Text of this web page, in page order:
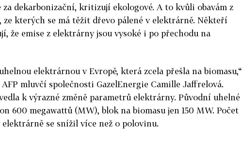
za dekarbonizační, kritizují ekologové. A to kvůli obavám z
ze kterých se má těžit dřevo pálené v elektrárně. Někteří
že emise z elektrárny jsou vysoké i po přechodu na
elektrárnou v Evropě, která zcela přešla na biomasu,“
mluvčí společnosti GazelEnergie Camille Jaffrelová.
k výrazné změně parametrů elektrárny. Původní uhelné
600 megawattů (MW), blok na biomasu jen 150 MW. Počet
elektrárně se snížil více než o polovinu.